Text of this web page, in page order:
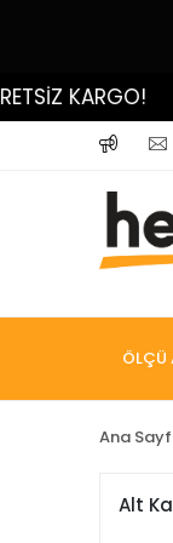
KARGO!
ÖLÇÜ
Ana
Alt